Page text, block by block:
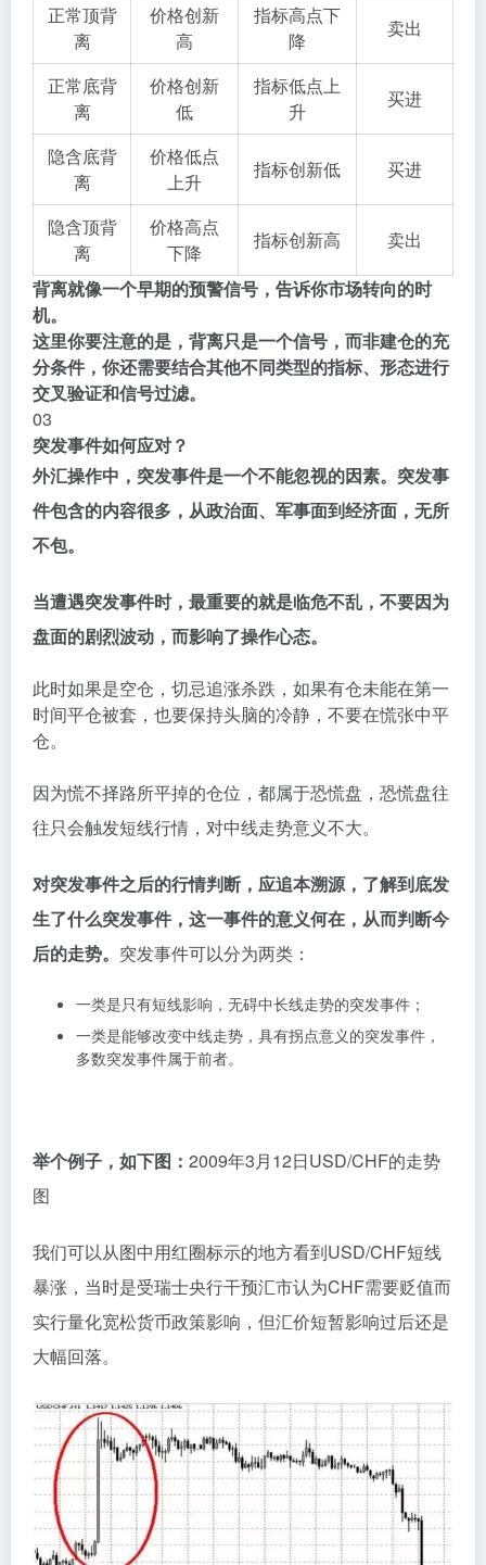
正常顶背
离
价格创新
高
指标高点下
降
卖出
正常底背
离
价格创新
低
指标低点上
升
买进
隐含底背
离
价格低点
上升
指标创新低 买进
隐含顶背
离
价格高点
下降
指标创新高
卖出
背离就像一个早期的预警信号，告诉你市场转向的时
机。
这里你要注意的是，背离只是一个信号，而非建仓的充
分条件，你还需要结合其他不同类型的指标、形态进行
交叉验证和信号过滤。
03
突发事件如何应对？
外汇操作中，突发事件是一个不能忽视的因素。突发事
件包含的内容很多，从政治面、军事面到经济面，无所
不包。
当遭遇突发事件时，最重要的就是临危不乱，不要因为
盘面的剧烈波动，而影响了操作心态。
此时如果是空仓，切忌追涨杀跌，如果有仓未能在第一
时间平仓被套，也要保持头脑的冷静，不要在慌张中平
仓。
因为慌不择路所平掉的仓位，都属于恐慌盘，恐慌盘往
往只会触发短线行情，对中线走势意义不大。
对突发事件之后的行情判断，应追本溯源，了解到底发
生了什么突发事件，这一事件的意义何在，从而判断今
后的走势。 突发事件可以分为两类：
一类是只有短线影响，无碍中长线走势的突发事件；
一类是能够改变中线走势，具有拐点意义的突发事件，
多数突发事件属于前者。
举个例子，如下图： 2009年3月12日USD/CHF的走势
图
我们可以从图中用红圈标示的地方看到USD/CHF短线
暴涨，当时是受瑞士央行干预汇市认为CHF需要贬值而
实行量化宽松货币政策影响，但汇价短暂影响过后还是
大幅回落。